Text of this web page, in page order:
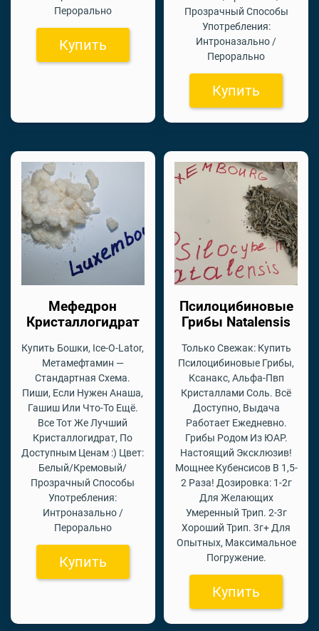
Перорально
Купить
Прозрачный Способы
Употребления:
Интроназально /
Перорально
Купить
Мефедрон
Кристаллогидрат
Купить Бошки, Ice-O-Lator,
Метамефтамин —
Стандартная Схема.
Пиши, Если Нужен Анаша,
Гашиш Или Что-То Ещё.
Все Тот Же Лучший
Кристаллогидрат, По
Доступным Ценам :) Цвет:
Белый/Кремовый/
Прозрачный Способы
Употребления:
Интроназально /
Перорально
Купить
Псилоцибиновые
Грибы Natalensis
Только Свежак: Купить
Псилоцибиновые Грибы,
Ксанакс, Альфа-Пвп
Кристаллами Соль. Всё
Доступно, Выдача
Работает Ежедневно.
Грибы Родом Из ЮАР.
Настоящий Эксклюзив!
Мощнее Кубенсисов В 1,5-
2 Раза! Дозировка: 1-2г
Для Желающих
Умеренный Трип. 2-3г
Хороший Трип. 3г+ Для
Опытных, Максимальное
Погружение.
Купить